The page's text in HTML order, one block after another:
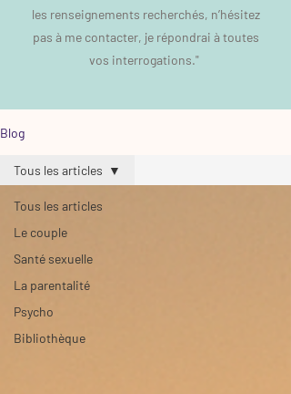
les renseignements recherchés, n’hésitez
pas à me contacter, je répondrai à toutes
vos interrogations."
Blog
Tous les articles
Le couple
Santé sexuelle
La parentalité
Psycho
Bibliothèque
Tous les articles